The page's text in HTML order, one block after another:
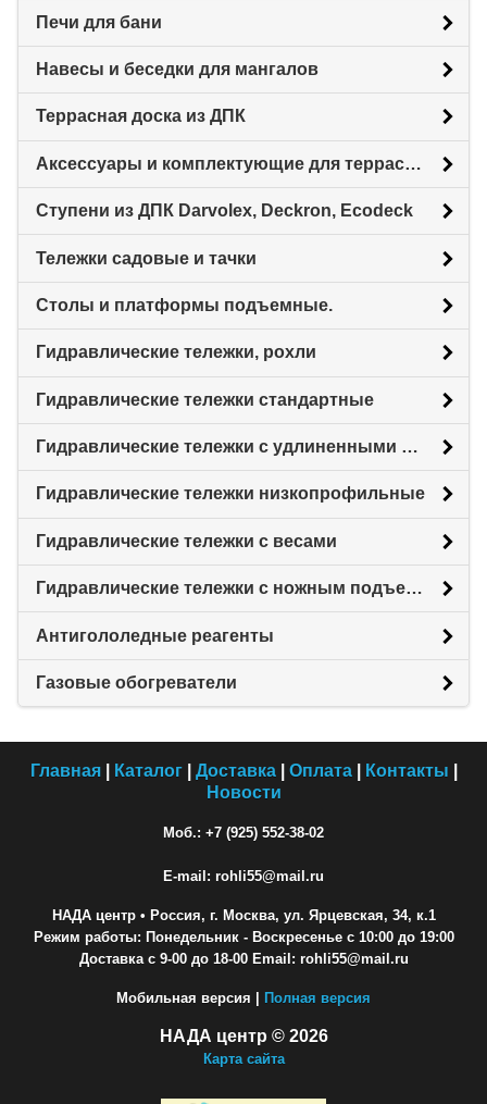
Печи для бани
Навесы и беседки для мангалов
Террасная доска из ДПК
Аксессуары и комплектующие для террасной доски
Ступени из ДПК Darvolex, Deckron, Ecodeck
Тележки садовые и тачки
Столы и платформы подъемные.
Гидравлические тележки, рохли
Гидравлические тележки стандартные
Гидравлические тележки с удлиненными вилами
Гидравлические тележки низкопрофильные
Гидравлические тележки с весами
Гидравлические тележки с ножным подъемом
Антигололедные реагенты
Газовые обогреватели
Главная| Каталог| Доставка| Оплата| Контакты
Новости
Моб.: +7 (925) 552-38-02
E-mail: rohli55@mail.ru
НАДА центр• Россия, г. Москва, ул. Ярцевская, 34, к.1
Режим работы: Понедельник - Воскресенье с 10:00 до 19:00
Доставка с 9-00 до 18-00 Email: rohli55@mail.ru
Мобильная версия | Полная версия
НАДА центр © 2026
Карта сайта